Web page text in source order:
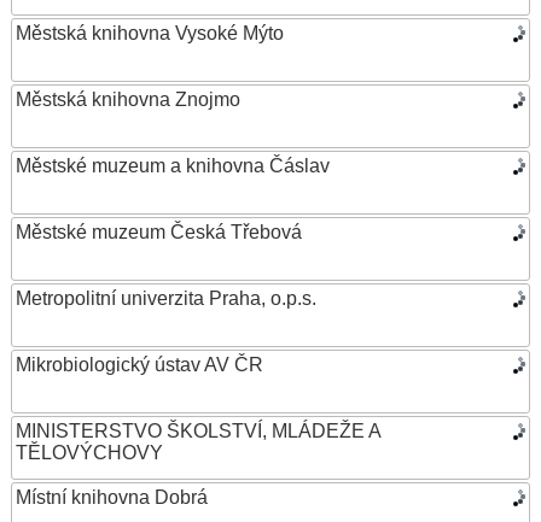
Městská knihovna Vysoké Mýto
Městská knihovna Znojmo
Městské muzeum a knihovna Čáslav
Městské muzeum Česká Třebová
Metropolitní univerzita Praha, o.p.s.
Mikrobiologický ústav AV ČR
MINISTERSTVO ŠKOLSTVÍ, MLÁDEŽE A
TĚLOVÝCHOVY
Místní knihovna Dobrá